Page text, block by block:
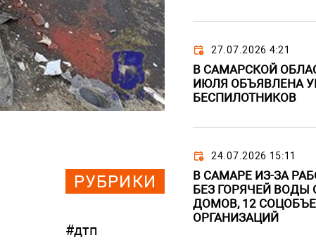
РУБРИКИ
#дтп
27.07.2026 4:21
В САМАРСКОЙ
ИЮЛЯ ОБЪЯВЛЕНА
БЕСПИЛОТНИКОВ
24.07.2026 15:11
В САМАРЕ ИЗ-ЗА
БЕЗ ГОРЯЧЕЙ ВОДЫ
ДОМОВ, 12
ОРГАНИЗАЦИЙ